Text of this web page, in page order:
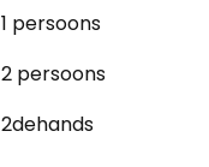
1 persoons
2 persoons
2dehands